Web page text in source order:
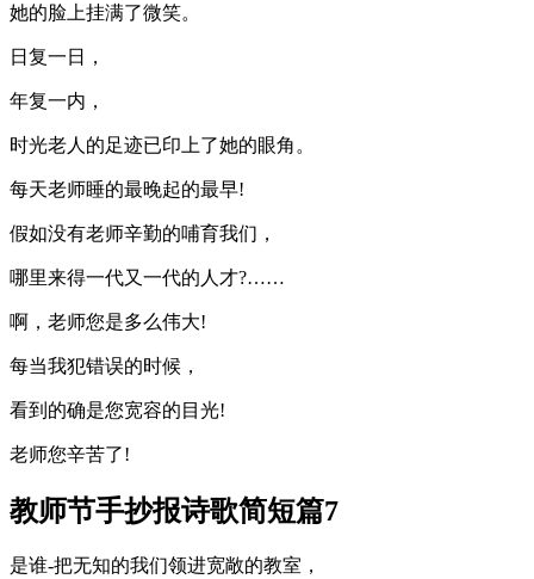
她的脸上挂满了微笑。
日复一日，
年复一内，
时光老人的足迹已印上了她的眼角。
每天老师睡的最晚起的最早!
假如没有老师辛勤的哺育我们，
哪里来得一代又一代的人才?……
啊，老师您是多么伟大!
每当我犯错误的时候，
看到的确是您宽容的目光!
老师您辛苦了!
教师节手抄报诗歌简短篇7
是谁-把无知的我们领进宽敞的教室，